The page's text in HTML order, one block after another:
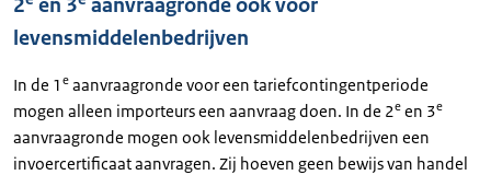
2 en 3 aanvraagronde ook voor
levensmiddelenbedrijven
In de 1 e aanvraagronde voor een tariefcontingentperiode
mogen alleen importeurs een aanvraag doen. In de 2e en 3e
aanvraagronde mogen ook levensmiddelenbedrijven een
invoercertificaat aanvragen. Zij hoeven geen bewijs van handel